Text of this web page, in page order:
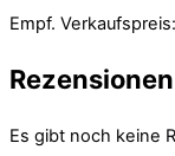
Empf.
Rezensionen
Es gibt noch keine